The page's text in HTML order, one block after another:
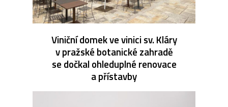
Viniční domek ve vinici sv. Kláry
v pražské botanické zahradě
se dočkal ohleduplné renovace
a přístavby